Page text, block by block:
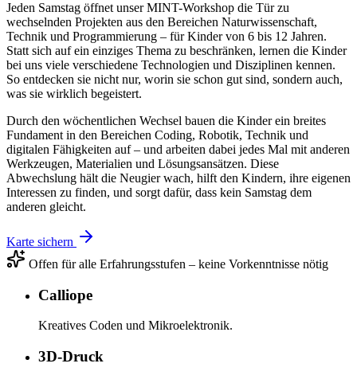
Jeden Samstag öffnet unser MINT-Workshop die Tür zu
wechselnden Projekten aus den Bereichen Naturwissenschaft,
Technik und Programmierung – für Kinder von 6 bis 12 Jahren.
Statt sich auf ein einziges Thema zu beschränken, lernen die Kinder
bei uns viele verschiedene Technologien und Disziplinen kennen.
So entdecken sie nicht nur, worin sie schon gut sind, sondern auch,
was sie wirklich begeistert.
Durch den wöchentlichen Wechsel bauen die Kinder ein breites
Fundament in den Bereichen Coding, Robotik, Technik und
digitalen Fähigkeiten auf – und arbeiten dabei jedes Mal mit anderen
Werkzeugen, Materialien und Lösungsansätzen. Diese
Abwechslung hält die Neugier wach, hilft den Kindern, ihre eigenen
Interessen zu finden, und sorgt dafür, dass kein Samstag dem
anderen gleicht.
Karte sichern
Offen für alle Erfahrungsstufen – keine Vorkenntnisse nötig
Calliope
Kreatives Coden und Mikroelektronik.
3D-Druck